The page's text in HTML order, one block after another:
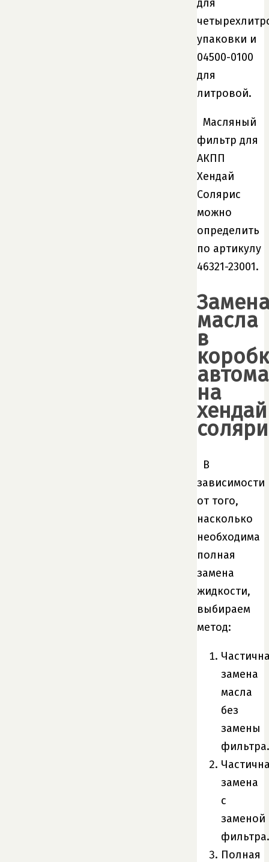
для
упаковки и
04500-0100
для
литровой.
Масляный
фильтр для
АКПП
Хендай
Солярис
можно
определить
по артикулу
46321-23001.
масла
в
на
хендай
В
зависимости
от того,
насколько
необходима
полная
замена
жидкости,
выбираем
метод:
замена
масла
без
замены
фильтра.
замена
с
заменой
фильтра.
Полная